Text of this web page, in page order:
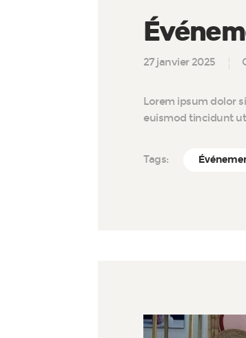
27 janvier 2025
Lorem ipsum dolor
euismod tincidunt
Tags: